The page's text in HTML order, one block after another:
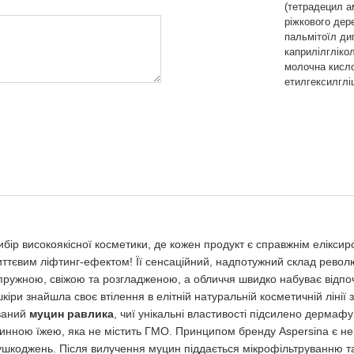
(тетрадецил
ріжкового
пальмітоїл
молочна
високоякісної косметики, де кожен продукт є справжнім
ліфтинг-ефектом! Її сенсаційний, надпотужний склад
пружною, свіжою та розгладженою, а обличчя швидко набуває
своє втілення в елітній натуральній косметичній лінії
муцин равлика , чиї унікальні властивості підсилено
їжею, яка не містить ГМО. Принципом бренду Aspersina є
Після вилучення муцин піддається мікрофільтруванню